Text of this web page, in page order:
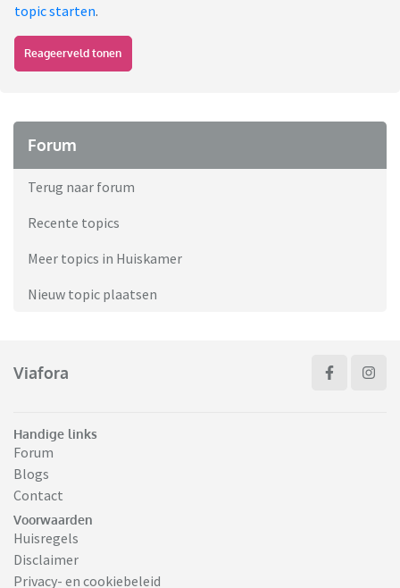
topic starten.
Reageerveld tonen
Forum
Terug naar forum
Recente topics
Meer topics in Huiskamer
Nieuw topic plaatsen
Viafora
Handige links
Forum
Blogs
Contact
Voorwaarden
Huisregels
Disclaimer
Privacy- en cookiebeleid